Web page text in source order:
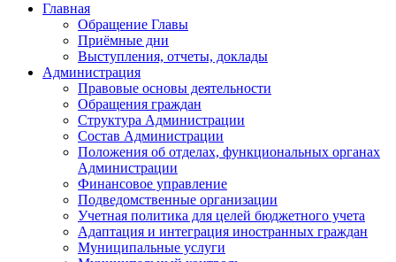
Главная
Обращение Главы
Приёмные дни
Выступления, отчеты, доклады
Администрация
Правовые основы деятельности
Обращения граждан
Структура Администрации
Состав Администрации
Положения об отделах, функциональных органах
Администрации
Финансовое управление
Подведомственные организации
Учетная политика для целей бюджетного учета
Адаптация и интеграция иностранных граждан
Муниципальные услуги